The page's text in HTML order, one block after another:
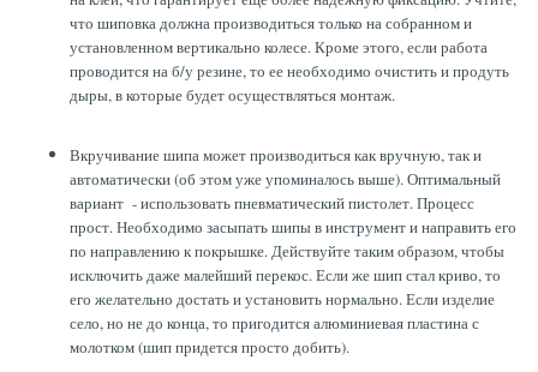
что шиповка должна производиться только на собранном и
установленном вертикально колесе. Кроме этого, если работа
проводится на б/у резине, то ее необходимо очистить и продуть
дыры, в которые будет осуществляться монтаж.
Вкручивание шипа может производиться как вручную, так и
автоматически (об этом уже упоминалось выше). Оптимальный
вариант - использовать пневматический пистолет. Процесс
прост. Необходимо засыпать шипы в инструмент и направить его
по направлению к покрышке. Действуйте таким образом, чтобы
исключить даже малейший перекос. Если же шип стал криво, то
его желательно достать и установить нормально. Если изделие
село, но не до конца, то пригодится алюминиевая пластина с
молотком (шип придется просто добить).